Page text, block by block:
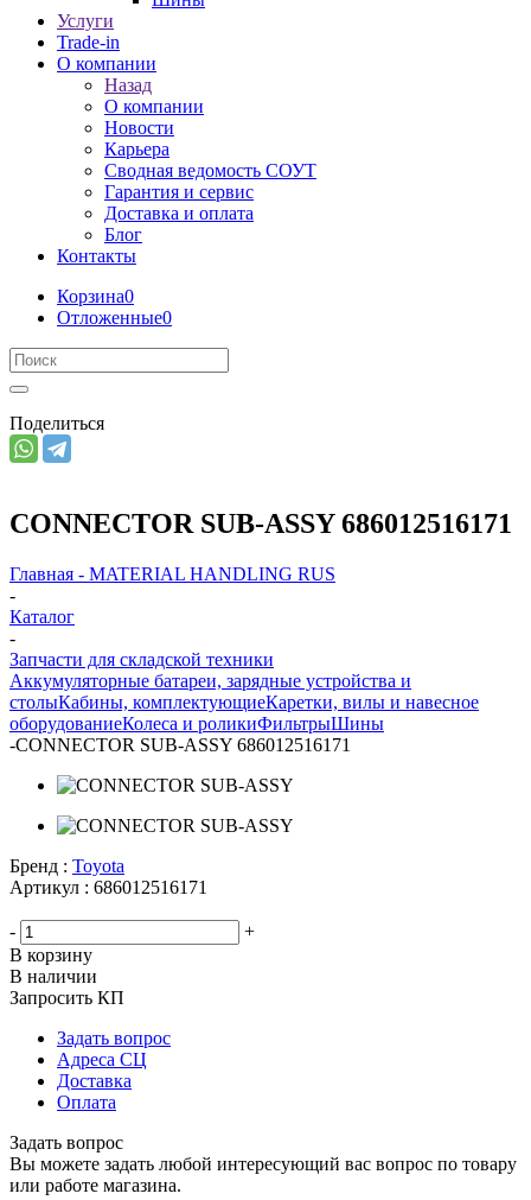
Услуги
Trade-in
О компании
Назад
О компании
Новости
Карьера
Сводная ведомость СОУТ
Гарантия и сервис
Доставка и оплата
Блог
Контакты
Корзина0
Отложенные0
Поделиться
CONNECTOR SUB-ASSY 686012516171
Главная - MATERIAL HANDLING RUS
-
Каталог
-
Запчасти для складской техники
Аккумуляторные батареи, зарядные устройства и
столыКабины, комплектующиеКаретки, вилы и навесное
оборудованиеКолеса и роликиФильтрыШины
-CONNECTOR SUB-ASSY 686012516171
Бренд : Toyota
Артикул : 686012516171
-
+
В корзину
В наличии
Запросить КП
Задать вопрос
Адреса СЦ
Доставка
Оплата
Задать вопрос
Вы можете задать любой интересующий вас вопрос по товару
или работе магазина.